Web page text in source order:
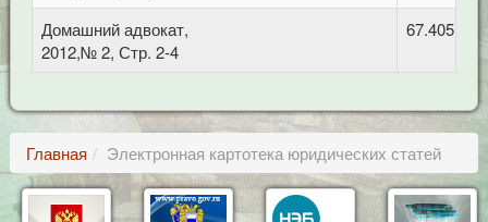
Домашний адвокат,
2012,№ 2, Стр. 2-4
67.405
Главная Электронная картотека юридических статей